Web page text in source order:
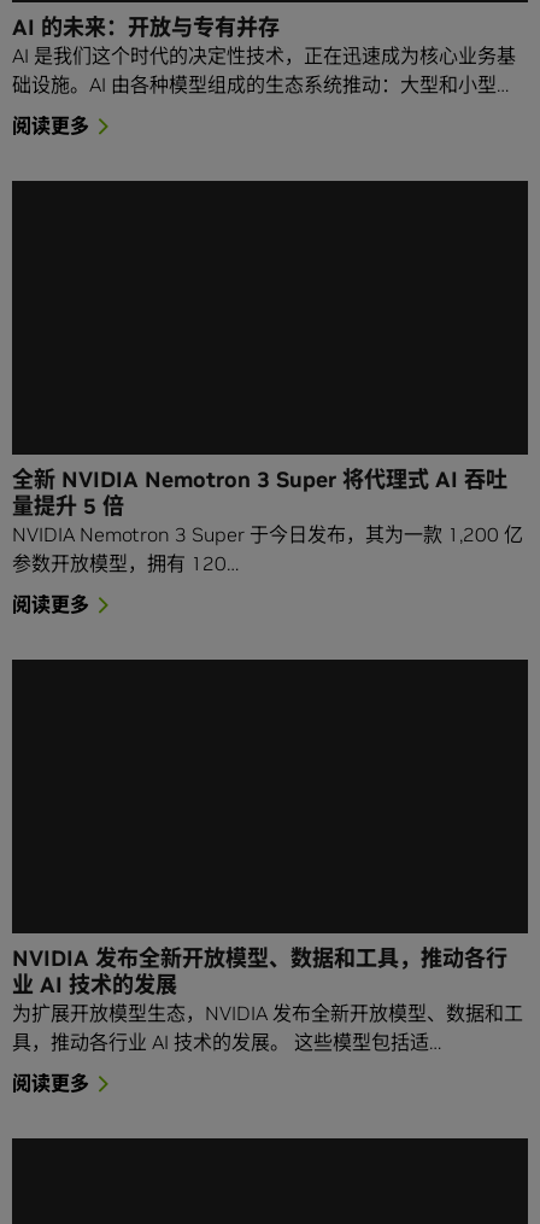
AI 的未来：开放与专有并存
AI 是我们这个时代的决定性技术，正在迅速成为核心业务基
础设施。AI 由各种模型组成的生态系统推动：大型和小型…
阅读更多
全新 NVIDIA Nemotron 3 Super 将代理式 AI 吞吐
量提升 5 倍
NVIDIA Nemotron 3 Super 于今日发布，其为一款 1,200 亿
参数开放模型，拥有 120…
阅读更多
NVIDIA 发布全新开放模型、数据和工具，推动各行
业 AI 技术的发展
为扩展开放模型生态，NVIDIA 发布全新开放模型、数据和工
具，推动各行业 AI 技术的发展。 这些模型包括适…
阅读更多